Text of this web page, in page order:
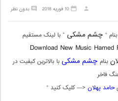
بدون نظر 10 فوریه 2018
بنام “ چشم مشکی ” با لینک مستقیم
Download New Music Hamed
بنام چشم مشکیبا بالاترین کیفیت در
فاخر
حامد پهلان <— کلیک کنید “